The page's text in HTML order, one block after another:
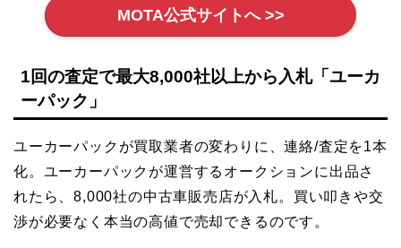
MOTA公式サイトへ >>
1回の査定で最大8,000社以上から入札「ユーカ
ーパック」
ユーカーパックが買取業者の変わりに、連絡/査定を1本
化。ユーカーパックが運営するオークションに出品さ
れたら、8,000社の中古車販売店が入札。買い叩きや交
渉が必要なく本当の高値で売却できるのです。